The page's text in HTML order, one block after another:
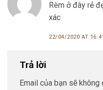
Rèm ở đây rẻ
xác
22/04/2020 AT 16:41
Trả lời
Email của bạn sẽ